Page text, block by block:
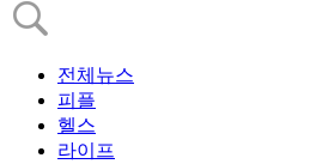
전체뉴스
피플
헬스
라이프